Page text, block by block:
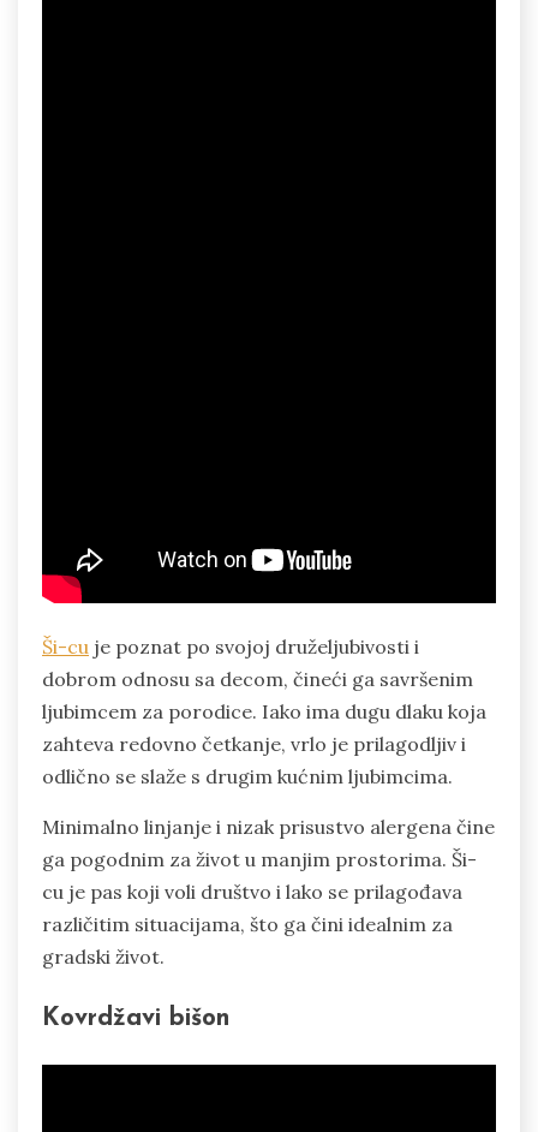
Ši-cu je poznat po svojoj druželjubivosti i
dobrom odnosu sa decom, čineći ga savršenim
ljubimcem za porodice. Iako ima dugu dlaku koja
zahteva redovno četkanje, vrlo je prilagodljiv i
odlično se slaže s drugim kućnim ljubimcima.
Minimalno linjanje i nizak prisustvo alergena čine
ga pogodnim za život u manjim prostorima. Ši-
cu je pas koji voli društvo i lako se prilagođava
različitim situacijama, što ga čini idealnim za
gradski život.
Kovrdžavi bišon